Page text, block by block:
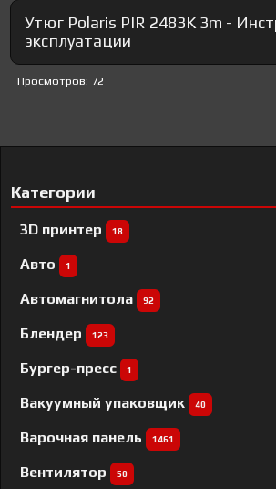
Утюг Polaris PIR 2483K 3m -
эксплуатации
Просмотров: 72
Категории
3D принтер 18
Авто 1
Автомагнитола 92
Блендер 123
Бургер-пресс 1
Вакуумный упаковщик 40
Варочная панель 1461
Вентилятор 50